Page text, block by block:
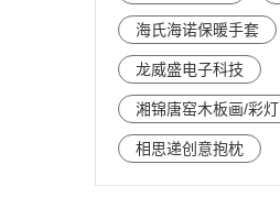
海氏海诺保暖手套
龙威盛电子科技
湘锦唐窑木板画/彩灯
相思递创意抱枕